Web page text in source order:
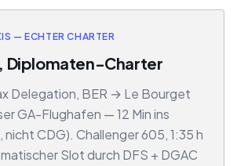
— ECHTER CHARTER
Diplomaten-Charter
Delegation, BER → Le Bourget
GA-Flughafen — 12 Min ins
CDG). Challenger 605, 1:35 h
Slot durch DFS + DGAC